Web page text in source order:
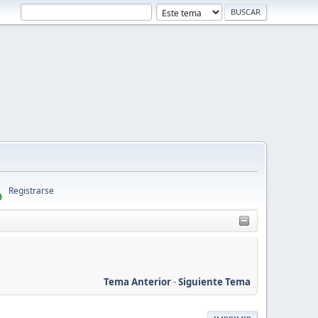
Registrarse
Tema Anterior-Siguiente Tema